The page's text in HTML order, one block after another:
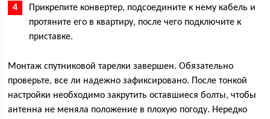
Прикрепите конвертер, подсоедините к нему кабель и
протяните его в квартиру, после чего подключите к
приставке.
Монтаж спутниковой тарелки завершен. Обязательно
проверьте, все ли надежно зафиксировано. После тонкой
настройки необходимо закрутить оставшиеся болты, чтобы
антенна не меняла положение в плохую погоду. Нередко